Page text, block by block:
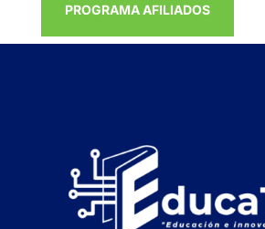
PROGRAMA AFILIADOS